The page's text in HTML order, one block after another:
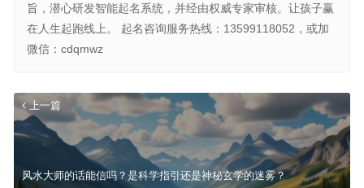
旨，潜心研发智能起名系统，并经由权威专家审核。让孩子赢
在人生起跑线上。 起名咨询服务热线：13599118052，或加
微信：cdqmwz
上一篇
风水大师的话能信吗？是科学指引还是神秘玄学的迷雾？